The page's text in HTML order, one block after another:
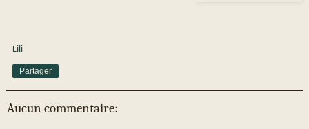
Lili
Partager
Aucun commentaire: